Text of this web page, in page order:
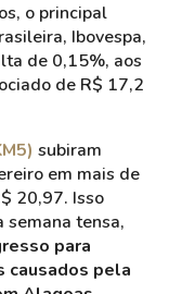
o principal
Ibovespa,
de 0,15%, aos
de R$ 17,2
subiram
em mais de
20,97. Isso
semana tensa,
para
causados pela